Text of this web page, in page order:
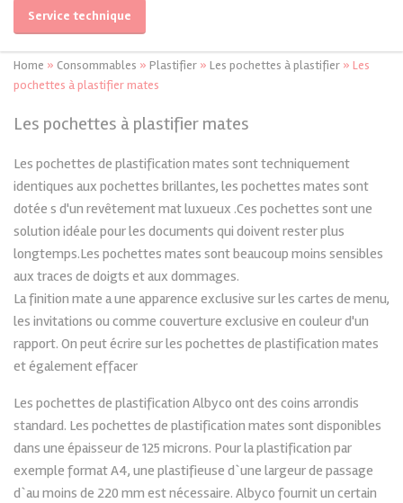
Service technique
Home » Consommables » Plastifier » Les pochettes à plastifier » Les
pochettes à plastifier mates
Les pochettes à plastifier mates
Les pochettes de plastification mates sont techniquement
identiques aux pochettes brillantes, les pochettes mates sont
dotée s d'un revêtement mat luxueux .Ces pochettes sont une
solution idéale pour les documents qui doivent rester plus
longtemps.Les pochettes mates sont beaucoup moins sensibles
aux traces de doigts et aux dommages.
La finition mate a une apparence exclusive sur les cartes de menu,
les invitations ou comme couverture exclusive en couleur d'un
rapport. On peut écrire sur les pochettes de plastification mates
et également effacer
Les pochettes de plastification Albyco ont des coins arrondis
standard. Les pochettes de plastification mates sont disponibles
dans une épaisseur de 125 microns. Pour la plastification par
exemple format A4, une plastifieuse d`une largeur de passage
d`au moins de 220 mm est nécessaire. Albyco fournit un certain